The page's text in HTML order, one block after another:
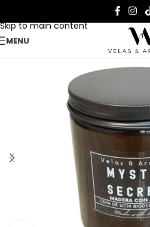
Skip to main content
MENU